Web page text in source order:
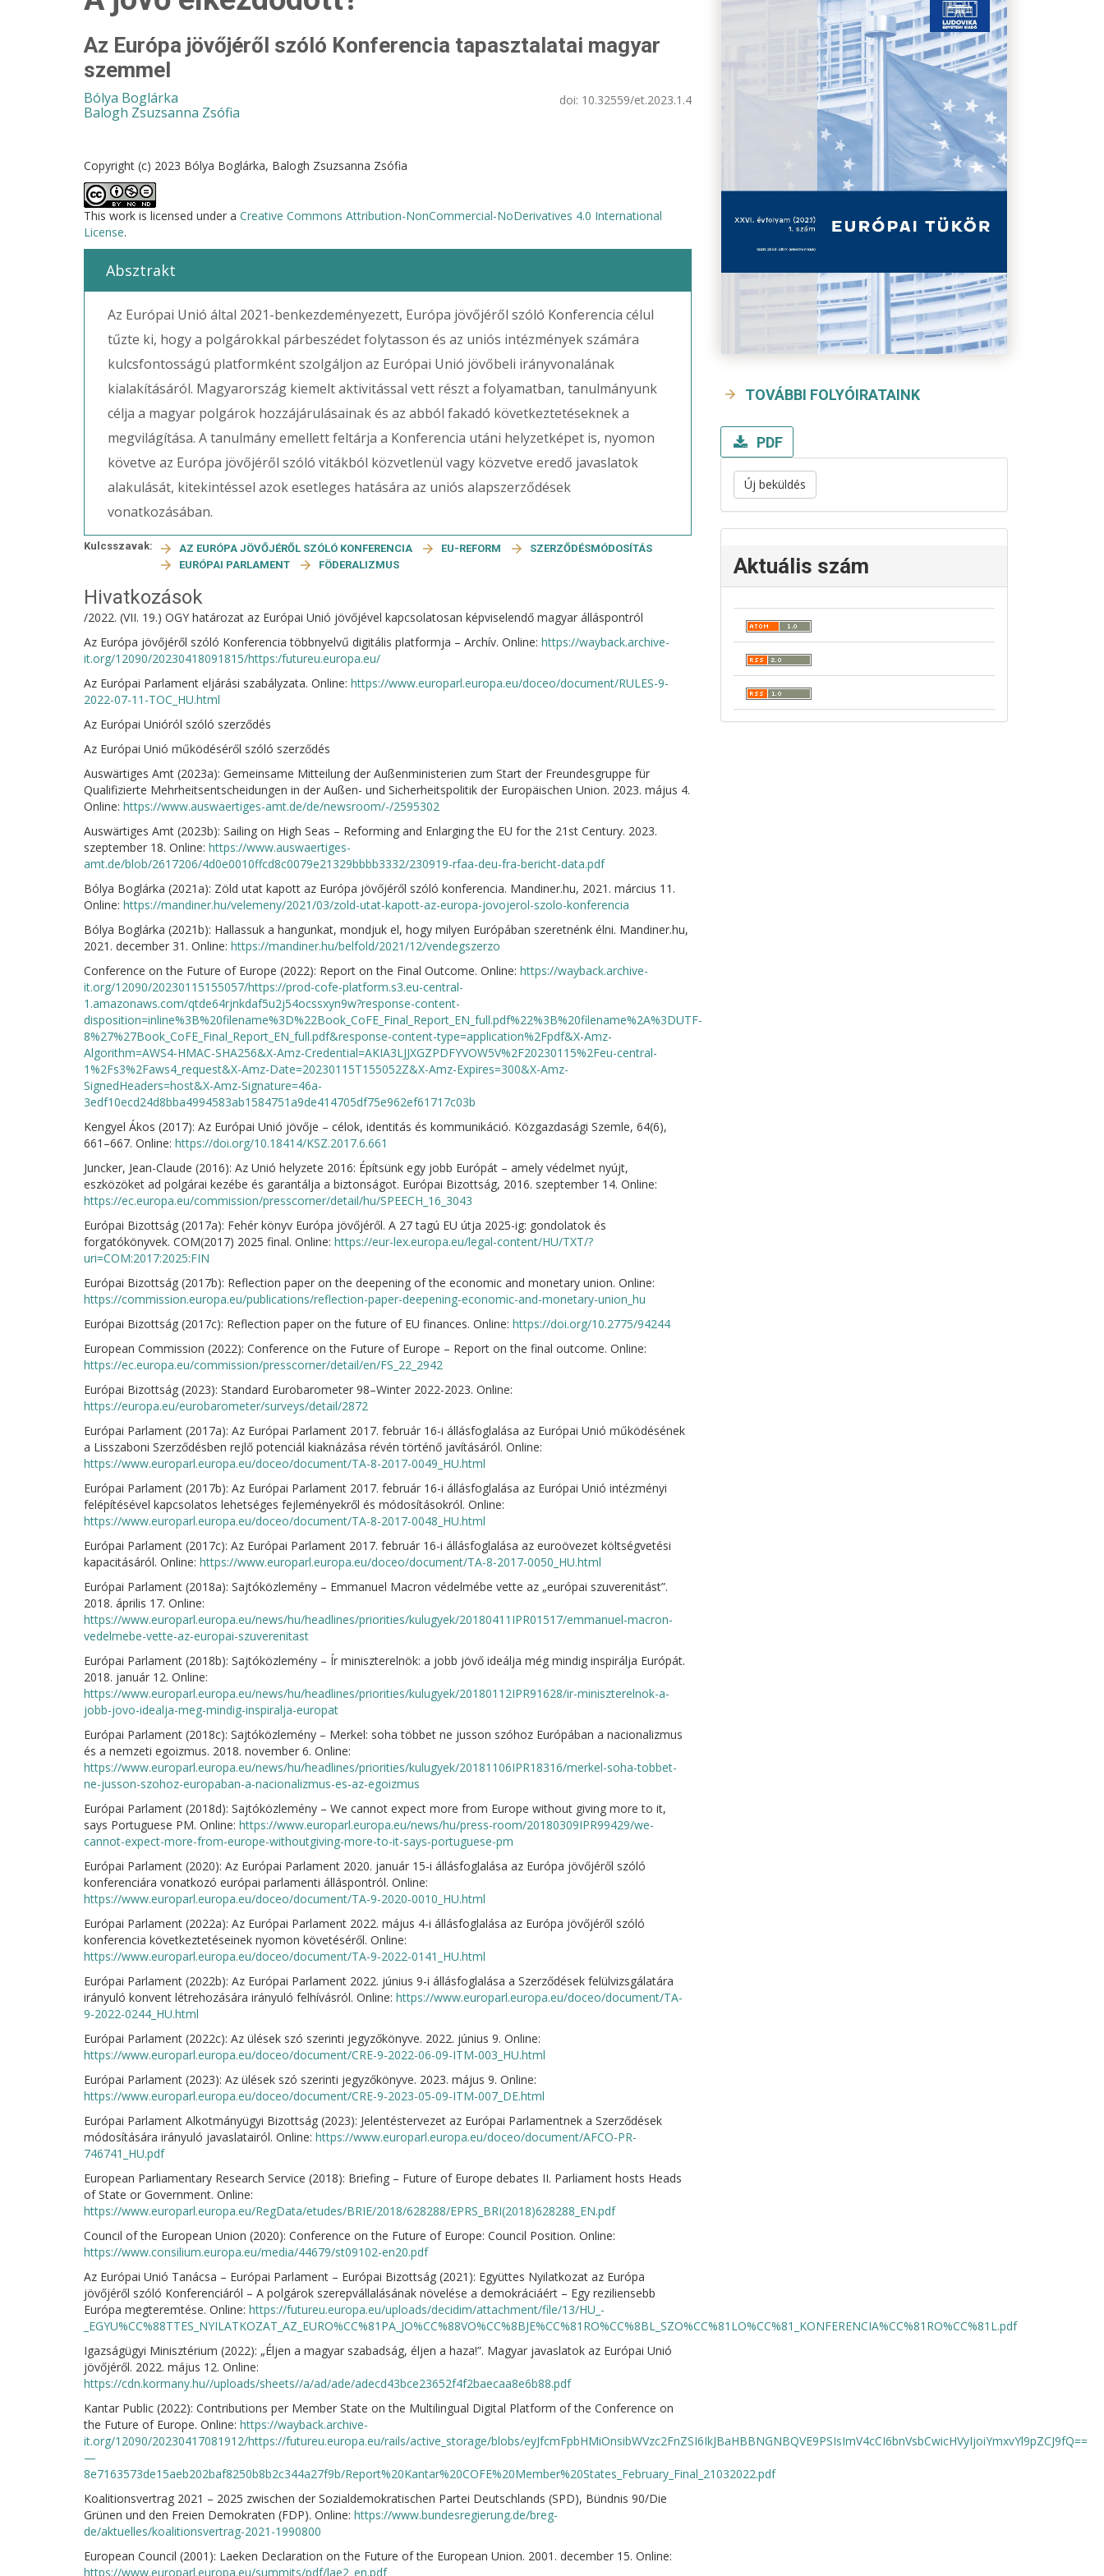
Az Európa jövőjéről szóló Konferencia tapasztalatai magyar
szemmel
Bólya Boglárka
Balogh Zsuzsanna Zsófia
doi: 10.32559/et.2023.1.4
Copyright (c) 2023 Bólya Boglárka, Balogh Zsuzsanna Zsófia
This work is licensed under a Creative Commons Attribution-NonCommercial-NoDerivatives 4.0 International
License.
Absztrakt
Az Európai Unió által 2021-benkezdeményezett, Európa jövőjéről szóló Konferencia célul
tűzte ki, hogy a polgárokkal párbeszédet folytasson és az uniós intézmények számára
kulcsfontosságú platformként szolgáljon az Európai Unió jövőbeli irányvonalának
kialakításáról. Magyarország kiemelt aktivitással vett részt a folyamatban, tanulmányunk
célja a magyar polgárok hozzájárulásainak és az abból fakadó következtetéseknek a
megvilágítása. A tanulmány emellett feltárja a Konferencia utáni helyzetképet is, nyomon
követve az Európa jövőjéről szóló vitákból közvetlenül vagy közvetve eredő javaslatok
alakulását, kitekintéssel azok esetleges hatására az uniós alapszerződések
vonatkozásában.
Kulcsszavak: AZ EURÓPA JÖVŐJÉRŐL SZÓLÓ KONFERENCIA EU-REFORM
SZERZŐDÉSMÓDOSÍTÁS
EURÓPAI PARLAMENT
FÖDERALIZMUS
Hivatkozások
/2022. (VII. 19.) OGY határozat az Európai Unió jövőjével kapcsolatosan képviselendő magyar álláspontról
Az Európa jövőjéről szóló Konferencia többnyelvű digitális platformja – Archív. Online: https://wayback.archive-
it.org/12090/20230418091815/https:/futureu.europa.eu/
Az Európai Parlament eljárási szabályzata. Online: https://www.europarl.europa.eu/doceo/document/RULES-9-
2022-07-11-TOC_HU.html
Az Európai Unióról szóló szerződés
Az Európai Unió működéséről szóló szerződés
Auswärtiges Amt (2023a): Gemeinsame Mitteilung der Außenministerien zum Start der Freundesgruppe für
Qualifizierte Mehrheitsentscheidungen in der Außen- und Sicherheitspolitik der Europäischen Union. 2023. május 4.
Online: https://www.auswaertiges-amt.de/de/newsroom/-/2595302
Auswärtiges Amt (2023b): Sailing on High Seas – Reforming and Enlarging the EU for the 21st Century. 2023.
szeptember 18. Online: https://www.auswaertiges-
amt.de/blob/2617206/4d0e0010ffcd8c0079e21329bbbb3332/230919-rfaa-deu-fra-bericht-data.pdf
Bólya Boglárka (2021a): Zöld utat kapott az Európa jövőjéről szóló konferencia. Mandiner.hu, 2021. március 11.
Online: https://mandiner.hu/velemeny/2021/03/zold-utat-kapott-az-europa-jovojerol-szolo-konferencia
Bólya Boglárka (2021b): Hallassuk a hangunkat, mondjuk el, hogy milyen Európában szeretnénk élni. Mandiner.hu,
2021. december 31. Online: https://mandiner.hu/belfold/2021/12/vendegszerzo
Conference on the Future of Europe (2022): Report on the Final Outcome. Online: https://wayback.archive-
it.org/12090/20230115155057/https://prod-cofe-platform.s3.eu-central-
1.amazonaws.com/qtde64rjnkdaf5u2j54ocssxyn9w?response-content-
disposition=inline%3B%20filename%3D%22Book_CoFE_Final_Report_EN_full.pdf%22%3B%20filename%2A%3DUTF-
8%27%27Book_CoFE_Final_Report_EN_full.pdf&response-content-type=application%2Fpdf&X-Amz-
Algorithm=AWS4-HMAC-SHA256&X-Amz-Credential=AKIA3LJJXGZPDFYVOW5V%2F20230115%2Feu-central-
1%2Fs3%2Faws4_request&X-Amz-Date=20230115T155052Z&X-Amz-Expires=300&X-Amz-
SignedHeaders=host&X-Amz-Signature=46a-
3edf10ecd24d8bba4994583ab1584751a9de414705df75e962ef61717c03b
Kengyel Ákos (2017): Az Európai Unió jövője – célok, identitás és kommunikáció. Közgazdasági Szemle, 64(6),
661–667. Online: https://doi.org/10.18414/KSZ.2017.6.661
Juncker, Jean-Claude (2016): Az Unió helyzete 2016: Építsünk egy jobb Európát – amely védelmet nyújt,
eszközöket ad polgárai kezébe és garantálja a biztonságot. Európai Bizottság, 2016. szeptember 14. Online:
https://ec.europa.eu/commission/presscorner/detail/hu/SPEECH_16_3043
Európai Bizottság (2017a): Fehér könyv Európa jövőjéről. A 27 tagú EU útja 2025-ig: gondolatok és
forgatókönyvek. COM(2017) 2025 final. Online: https://eur-lex.europa.eu/legal-content/HU/TXT/?
uri=COM:2017:2025:FIN
Európai Bizottság (2017b): Reflection paper on the deepening of the economic and monetary union. Online:
https://commission.europa.eu/publications/reflection-paper-deepening-economic-and-monetary-union_hu
Európai Bizottság (2017c): Reflection paper on the future of EU finances. Online: https://doi.org/10.2775/94244
European Commission (2022): Conference on the Future of Europe – Report on the final outcome. Online:
https://ec.europa.eu/commission/presscorner/detail/en/FS_22_2942
Európai Bizottság (2023): Standard Eurobarometer 98–Winter 2022-2023. Online:
https://europa.eu/eurobarometer/surveys/detail/2872
Európai Parlament (2017a): Az Európai Parlament 2017. február 16-i állásfoglalása az Európai Unió működésének
a Lisszaboni Szerződésben rejlő potenciál kiaknázása révén történő javításáról. Online:
https://www.europarl.europa.eu/doceo/document/TA-8-2017-0049_HU.html
Európai Parlament (2017b): Az Európai Parlament 2017. február 16-i állásfoglalása az Európai Unió intézményi
felépítésével kapcsolatos lehetséges fejleményekről és módosításokról. Online:
https://www.europarl.europa.eu/doceo/document/TA-8-2017-0048_HU.html
Európai Parlament (2017c): Az Európai Parlament 2017. február 16-i állásfoglalása az euroövezet költségvetési
kapacitásáról. Online: https://www.europarl.europa.eu/doceo/document/TA-8-2017-0050_HU.html
Európai Parlament (2018a): Sajtóközlemény – Emmanuel Macron védelmébe vette az „európai szuverenitást”.
2018. április 17. Online:
https://www.europarl.europa.eu/news/hu/headlines/priorities/kulugyek/20180411IPR01517/emmanuel-macron-
vedelmebe-vette-az-europai-szuverenitast
Európai Parlament (2018b): Sajtóközlemény – Ír miniszterelnök: a jobb jövő ideálja még mindig inspirálja Európát.
2018. január 12. Online:
https://www.europarl.europa.eu/news/hu/headlines/priorities/kulugyek/20180112IPR91628/ir-miniszterelnok-a-
jobb-jovo-idealja-meg-mindig-inspiralja-europat
Európai Parlament (2018c): Sajtóközlemény – Merkel: soha többet ne jusson szóhoz Európában a nacionalizmus
és a nemzeti egoizmus. 2018. november 6. Online:
https://www.europarl.europa.eu/news/hu/headlines/priorities/kulugyek/20181106IPR18316/merkel-soha-tobbet-
ne-jusson-szohoz-europaban-a-nacionalizmus-es-az-egoizmus
Európai Parlament (2018d): Sajtóközlemény – We cannot expect more from Europe without giving more to it,
says Portuguese PM. Online: https://www.europarl.europa.eu/news/hu/press-room/20180309IPR99429/we-
cannot-expect-more-from-europe-withoutgiving-more-to-it-says-portuguese-pm
Európai Parlament (2020): Az Európai Parlament 2020. január 15-i állásfoglalása az Európa jövőjéről szóló
konferenciára vonatkozó európai parlamenti álláspontról. Online:
https://www.europarl.europa.eu/doceo/document/TA-9-2020-0010_HU.html
Európai Parlament (2022a): Az Európai Parlament 2022. május 4-i állásfoglalása az Európa jövőjéről szóló
konferencia következtetéseinek nyomon követéséről. Online:
https://www.europarl.europa.eu/doceo/document/TA-9-2022-0141_HU.html
Európai Parlament (2022b): Az Európai Parlament 2022. június 9-i állásfoglalása a Szerződések felülvizsgálatára
irányuló konvent létrehozására irányuló felhívásról. Online: https://www.europarl.europa.eu/doceo/document/TA-
9-2022-0244_HU.html
Európai Parlament (2022c): Az ülések szó szerinti jegyzőkönyve. 2022. június 9. Online:
https://www.europarl.europa.eu/doceo/document/CRE-9-2022-06-09-ITM-003_HU.html
Európai Parlament (2023): Az ülések szó szerinti jegyzőkönyve. 2023. május 9. Online:
https://www.europarl.europa.eu/doceo/document/CRE-9-2023-05-09-ITM-007_DE.html
Európai Parlament Alkotmányügyi Bizottság (2023): Jelentéstervezet az Európai Parlamentnek a Szerződések
módosítására irányuló javaslatairól. Online: https://www.europarl.europa.eu/doceo/document/AFCO-PR-
746741_HU.pdf
European Parliamentary Research Service (2018): Briefing – Future of Europe debates II. Parliament hosts Heads
of State or Government. Online:
https://www.europarl.europa.eu/RegData/etudes/BRIE/2018/628288/EPRS_BRI(2018)628288_EN.pdf
Council of the European Union (2020): Conference on the Future of Europe: Council Position. Online:
https://www.consilium.europa.eu/media/44679/st09102-en20.pdf
Az Európai Unió Tanácsa – Európai Parlament – Európai Bizottság (2021): Együttes Nyilatkozat az Európa
jövőjéről szóló Konferenciáról – A polgárok szerepvállalásának növelése a demokráciáért – Egy reziliensebb
Európa megteremtése. Online: https://futureu.europa.eu/uploads/decidim/attachment/file/13/HU_-
_EGYU%CC%88TTES_NYILATKOZAT_AZ_EURO%CC%81PA_JO%CC%88VO%CC%8BJE%CC%81RO%CC%8BL_SZO%CC%81LO%CC%81_KONFERENCIA%CC%81RO%CC%81L.pdf
Igazságügyi Minisztérium (2022): „Éljen a magyar szabadság, éljen a haza!”. Magyar javaslatok az Európai Unió
jövőjéről. 2022. május 12. Online:
https://cdn.kormany.hu//uploads/sheets//a/ad/ade/adecd43bce23652f4f2baecaa8e6b88.pdf
Kantar Public (2022): Contributions per Member State on the Multilingual Digital Platform of the Conference on
the Future of Europe. Online: https://wayback.archive-
it.org/12090/20230417081912/https://futureu.europa.eu/rails/active_storage/blobs/eyJfcmFpbHMiOnsibWVzc2FnZSI6IkJBaHBBNGNBQVE9PSIsImV4cCI6bnVsbCwicHVyIjoiYmxvYl9pZCJ9fQ==
—
8e7163573de15aeb202baf8250b8b2c344a27f9b/Report%20Kantar%20COFE%20Member%20States_February_Final_21032022.pdf
Koalitionsvertrag 2021 – 2025 zwischen der Sozialdemokratischen Partei Deutschlands (SPD), Bündnis 90/Die
Grünen und den Freien Demokraten (FDP). Online: https://www.bundesregierung.de/breg-
de/aktuelles/koalitionsvertrag-2021-1990800
European Council (2001): Laeken Declaration on the Future of the European Union. 2001. december 15. Online:
https://www.europarl.europa.eu/summits/pdf/lae2_en.pdf
TOVÁBBI FOLYÓIRATAINK
PDF
Új beküldés
Aktuális szám